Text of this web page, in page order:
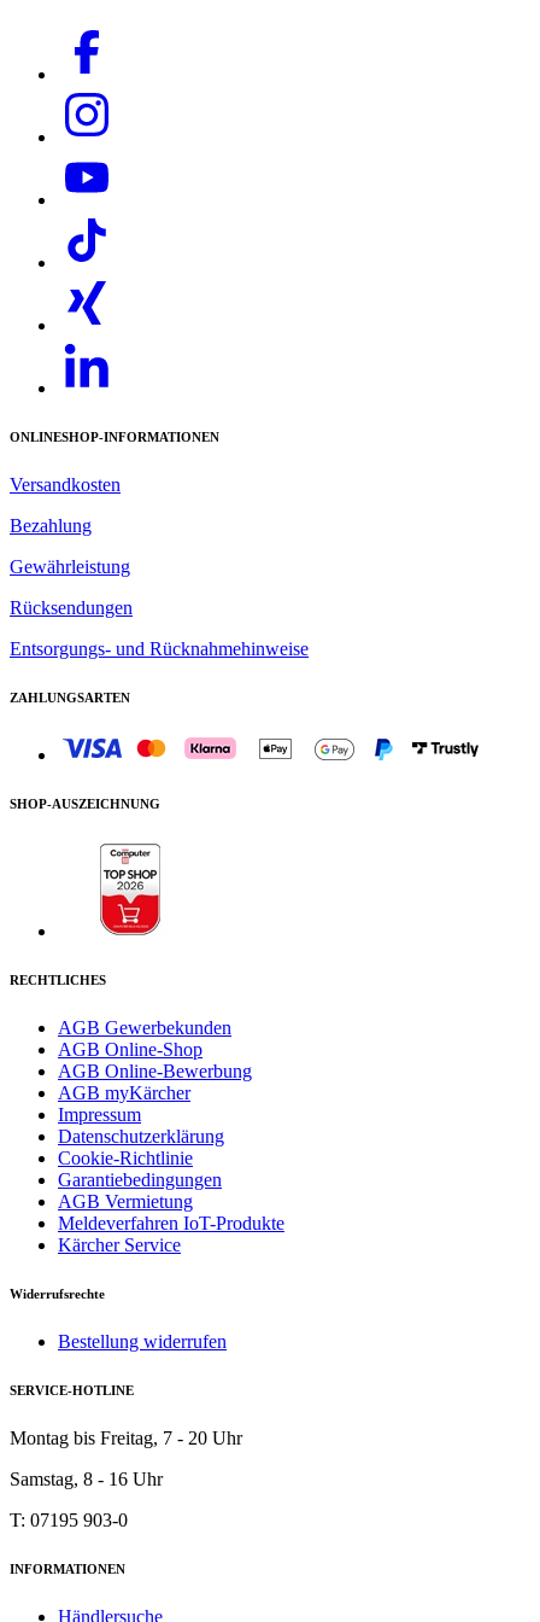
Download PDF
ONLINESHOP-INFORMATIONEN
Versandkosten
Bezahlung
Gewährleistung
Rücksendungen
Entsorgungs- und Rücknahmehinweise
ZAHLUNGSARTEN
SHOP-AUSZEICHNUNG
RECHTLICHES
AGB Gewerbekunden
AGB Online-Shop
AGB Online-Bewerbung
AGB myKärcher
Impressum
Datenschutzerklärung
Cookie-Richtlinie
Garantiebedingungen
AGB Vermietung
Meldeverfahren IoT-Produkte
Kärcher Service
Widerrufsrechte
Bestellung widerrufen
SERVICE-HOTLINE
Montag bis Freitag, 7 - 20 Uhr
Samstag, 8 - 16 Uhr
T: 07195 903-0
INFORMATIONEN
Händlersuche